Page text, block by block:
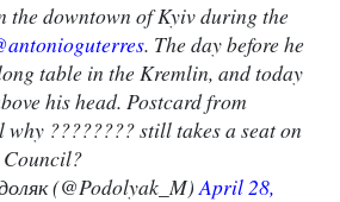
the downtown of Kyiv during the
. The day before he
table in the Kremlin, and today
his head. Postcard from
???????? still takes a seat on
(@Podolyak_M)April 28,